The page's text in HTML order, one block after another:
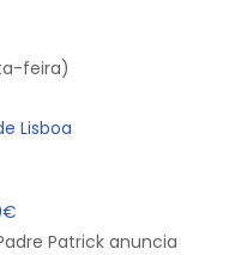
feira)
Lisboa
Patrick anuncia